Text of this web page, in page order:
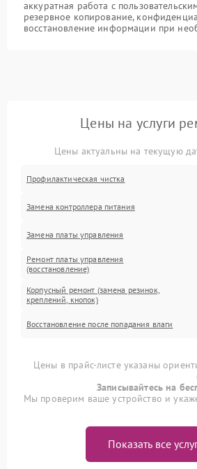
аккуратная работа с
резервное копирование,
восстановление информации при
Цены на услуги
Цены актуальны на текущую
Профилактическая чистка
Замена контроллера питания
Замена платы управления
Ремонт платы управления
(восстановление)
Корпусный ремонт (замена резинок,
креплений, кнопок)
Восстановление после попадания влаги
Цены в прайс-листе указаны
Записывайтесь на
Мы проверим ваше устройство и
Показать все